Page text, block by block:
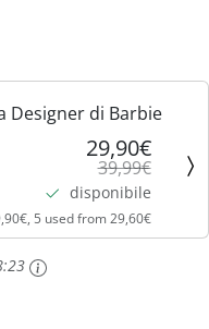
Designer di Barbie
29,90€
39,99€
disponibile
5 used from 29,60€